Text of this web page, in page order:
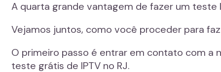
A quarta grande vantagem de fazer um teste
Vejamos juntos, como você proceder para
O primeiro passo é entrar em contato com a
teste grátis de IPTV no RJ.